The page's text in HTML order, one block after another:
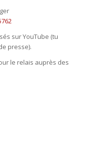
sur YouTube (tu
presse).
le relais auprès des